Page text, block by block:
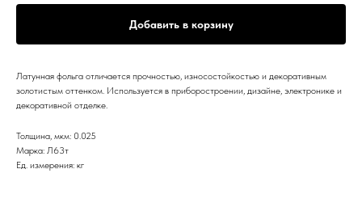
Добавить в корзину
Латунная фольга отличается прочностью, износостойкостью и декоративным
золотистым оттенком. Используется в приборостроении, дизайне, электронике и
декоративной отделке.
Толщина, мкм: 0.025
Марка: Л63т
Ед. измерения: кг